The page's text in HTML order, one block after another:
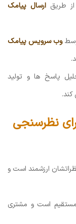
طریق ارسال پیامک
وب سرویس پیامک
پاسخ ها و تولید
کند.
نظرسنجی
ارزشمند است و
مستقیم است و مشتری